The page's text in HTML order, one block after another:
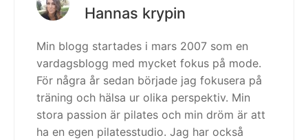
Hannas krypin
Min blogg startades i mars 2007 som en
vardagsblogg med mycket fokus på mode.
För några år sedan började jag fokusera på
träning och hälsa ur olika perspektiv. Min
stora passion är pilates och min dröm är att
ha en egen pilatesstudio. Jag har också